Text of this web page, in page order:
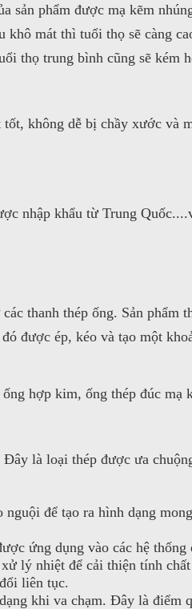
phẩm được mạ kẽm
mát thì tuổi thọ sẽ càng
thọ trung bình cũng sẽ kém
không dễ bị chầy xước và
nhập khẩu từ Trung
thanh thép ống. Sản phẩm
được ép, kéo và tạo một
hợp kim, ống thép đúc mạ
là loại thép được ưa
để tạo ra hình dạng
ứng dụng vào các hệ
lý nhiệt để cải thiện tính
liên tục.
khi va chạm. Đây là điểm